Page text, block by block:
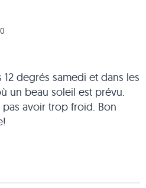
degrés samedi et dans les
un beau soleil est prévu.
avoir trop froid. Bon